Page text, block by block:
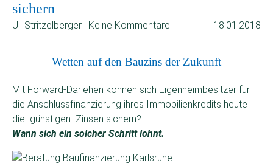
sichern
Uli Stritzelberger | Keine Kommentare 18.01.2018
Wetten auf den Bauzins der Zukunft
Mit Forward-Darlehen können sich Eigenheimbesitzer für
die Anschlussfinanzierung ihres Immobilienkredits heute
die günstigen Zinsen sichern?
Wann sich ein solcher Schritt lohnt.